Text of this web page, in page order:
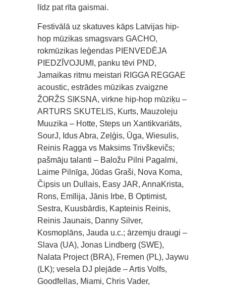
līdz pat rīta gaismai.
Festivālā uz skatuves kāps Latvijas hip-
hop mūzikas smagsvars GACHO,
rokmūzikas leģendas PIENVEDĒJA
PIEDZĪVOJUMI, panku tēvi PND,
Jamaikas ritmu meistari RIGGA REGGAE
acoustic, estrādes mūzikas zvaigzne
ŽORŽS SIKSNA, virkne hip-hop mūziķu –
ARTURS SKUTELIS, Kurts, Mauzoleju
Muuzika – Hotte, Steps un Xantikvariāts,
SourJ, Idus Abra, Zeļģis, Ūga, Wiesulis,
Reinis Ragga vs Maksims Trivškevičs;
pašmāju talanti – Baložu Pilni Pagalmi,
Laime Pilnīga, Jūdas Graši, Nova Koma,
Čipsis un Dullais, Easy JAR, AnnaKrista,
Rons, Emīlija, Jānis Irbe, B Optimist,
Sestra, Kuusbārdis, Kapteinis Reinis,
Reinis Jaunais, Danny Silver,
Kosmoplāns, Jauda u.c.; ārzemju draugi –
Slava (UA), Jonas Lindberg (SWE),
Nalata Project (BRA), Fremen (PL), Jaywu
(LK); vesela DJ plejāde – Artis Volfs,
Goodfellas, Miami, Chris Vader,